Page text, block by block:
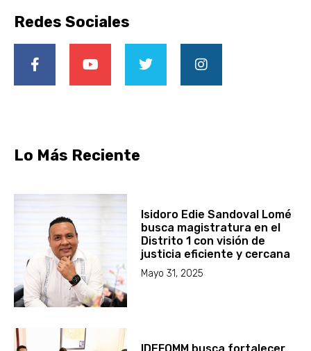
Redes Sociales
Lo Más Reciente
Isidoro Edie Sandoval Lomé
busca magistratura en el
Distrito 1 con visión de
justicia eficiente y cercana
Mayo 31, 2025